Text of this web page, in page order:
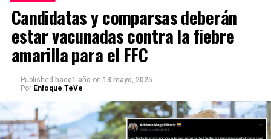
Candidatas y comparsas deberán
estar vacunadas contra la fiebre
amarilla para el FFC
Published hace1 año on 13 mayo, 2025
Por Enfoque TeVe